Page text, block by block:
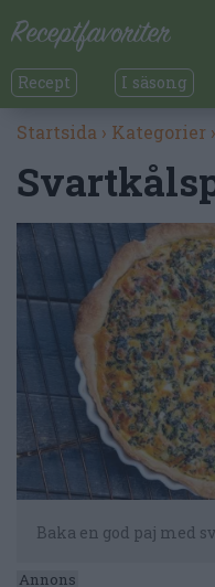
Recept I säsong
Startsida › Kategorier ›
Baka en god paj med